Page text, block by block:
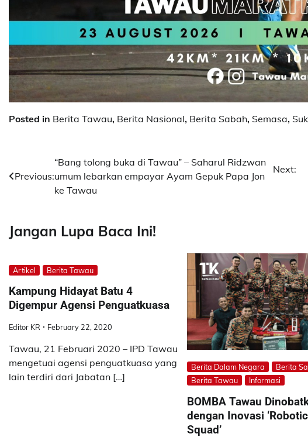
Posted in Berita Tawau, Berita Nasional, Berita Sabah, Semasa,
navigation
Previous:
“Bang tolong buka di Tawau” – Saharul Ridzwan
umum lebarkan empayar Ayam Gepuk Papa Jon
ke Tawau
Next:
Jangan Lupa Baca Ini!
Artikel Berita Tawau
Kampung Hidayat Batu 4
Digempur Agensi Penguatkuasa
Editor KR February 22, 2020
Tawau, 21 Februari 2020 – IPD Tawau
mengetuai agensi penguatkuasa yang
lain terdiri dari Jabatan […]
Berita Dalam Negara
Berita
Berita Tawau
Informasi
BOMBA Tawau
dengan Inovasi
Squad’